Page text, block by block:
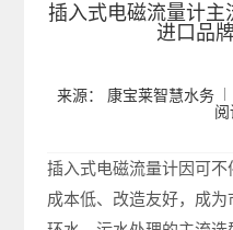
插入式电磁流量计主
进口品
来源： 康宝莱智慧水务
插入式电磁流量计因可
成本低、改造友好，成